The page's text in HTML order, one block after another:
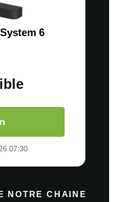
6
07:30
NOTRE CHAINE